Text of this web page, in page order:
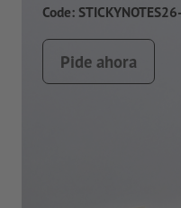
Code:
Pide ahora